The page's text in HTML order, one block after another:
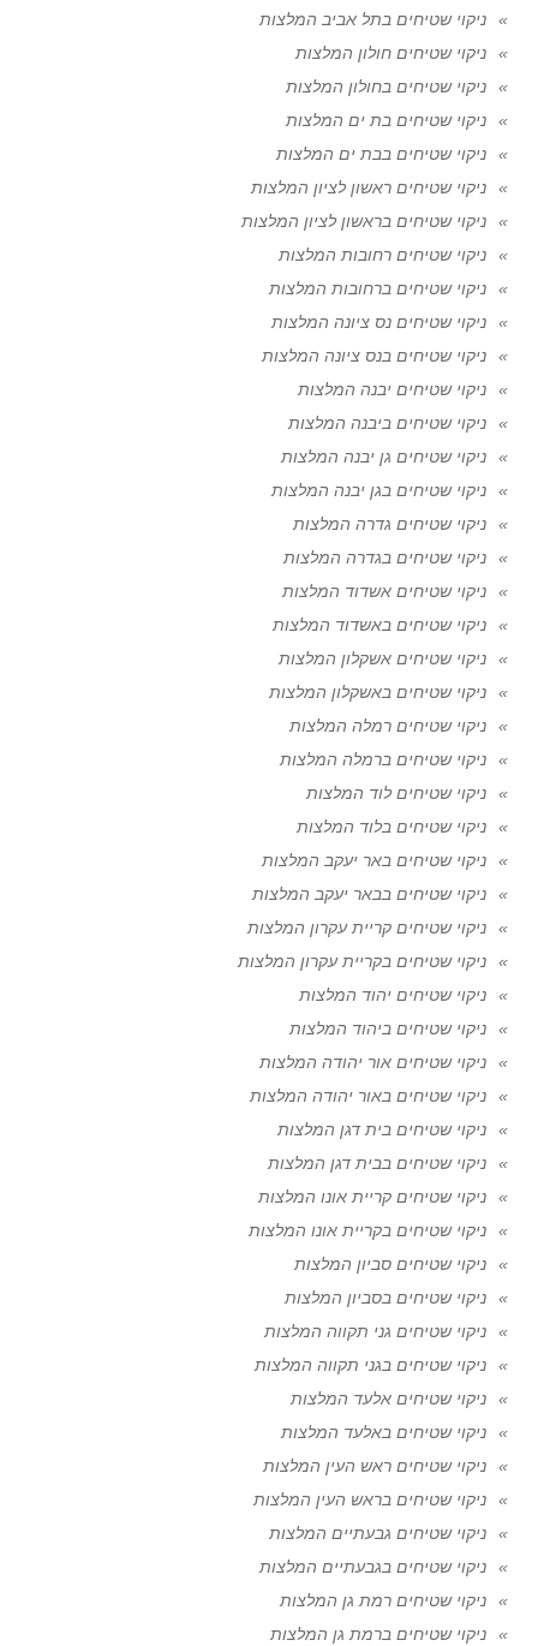
ניקוי שטיחים בתל אביב המלצות
ניקוי שטיחים חולון המלצות
ניקוי שטיחים בחולון המלצות
ניקוי שטיחים בת ים המלצות
ניקוי שטיחים בבת ים המלצות
ניקוי שטיחים ראשון לציון המלצות
ניקוי שטיחים בראשון לציון המלצות
ניקוי שטיחים רחובות המלצות
ניקוי שטיחים ברחובות המלצות
ניקוי שטיחים נס ציונה המלצות
ניקוי שטיחים בנס ציונה המלצות
ניקוי שטיחים יבנה המלצות
ניקוי שטיחים ביבנה המלצות
ניקוי שטיחים גן יבנה המלצות
ניקוי שטיחים בגן יבנה המלצות
ניקוי שטיחים גדרה המלצות
ניקוי שטיחים בגדרה המלצות
ניקוי שטיחים אשדוד המלצות
ניקוי שטיחים באשדוד המלצות
ניקוי שטיחים אשקלון המלצות
ניקוי שטיחים באשקלון המלצות
ניקוי שטיחים רמלה המלצות
ניקוי שטיחים ברמלה המלצות
ניקוי שטיחים לוד המלצות
ניקוי שטיחים בלוד המלצות
ניקוי שטיחים באר יעקב המלצות
ניקוי שטיחים בבאר יעקב המלצות
ניקוי שטיחים קריית עקרון המלצות
ניקוי שטיחים בקריית עקרון המלצות
ניקוי שטיחים יהוד המלצות
ניקוי שטיחים ביהוד המלצות
ניקוי שטיחים אור יהודה המלצות
ניקוי שטיחים באור יהודה המלצות
ניקוי שטיחים בית דגן המלצות
ניקוי שטיחים בבית דגן המלצות
ניקוי שטיחים קריית אונו המלצות
ניקוי שטיחים בקריית אונו המלצות
ניקוי שטיחים סביון המלצות
ניקוי שטיחים בסביון המלצות
ניקוי שטיחים גני תקווה המלצות
ניקוי שטיחים בגני תקווה המלצות
ניקוי שטיחים אלעד המלצות
ניקוי שטיחים באלעד המלצות
ניקוי שטיחים ראש העין המלצות
ניקוי שטיחים בראש העין המלצות
ניקוי שטיחים גבעתיים המלצות
ניקוי שטיחים בגבעתיים המלצות
ניקוי שטיחים רמת גן המלצות
ניקוי שטיחים ברמת גן המלצות